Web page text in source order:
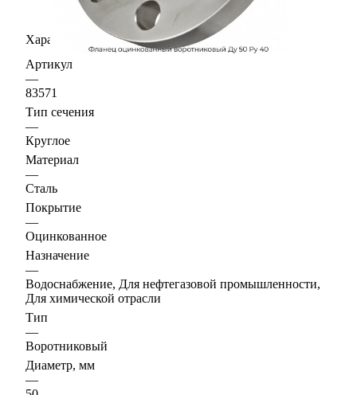
Характеристики
Артикул
—
83571
Тип сечения
—
Круглое
Материал
—
Сталь
Покрытие
—
Оцинкованное
Назначение
—
Водоснабжение, Для нефтегазовой промышленности,
Для химической отрасли
Тип
—
Воротниковый
Диаметр, мм
—